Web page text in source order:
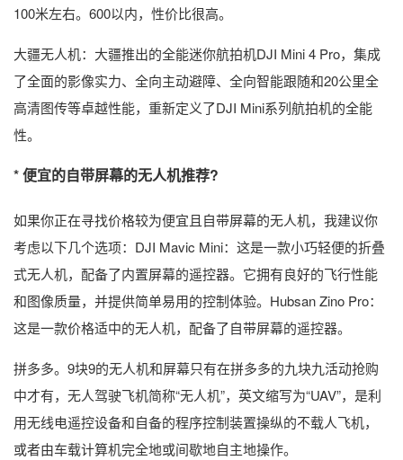
100米左右。600以内，性价比很高。
大疆无人机：大疆推出的全能迷你航拍机DJI Mini 4 Pro，集成
了全面的影像实力、全向主动避障、全向智能跟随和20公里全
高清图传等卓越性能，重新定义了DJI Mini系列航拍机的全能
性。
* 便宜的自带屏幕的无人机推荐?
如果你正在寻找价格较为便宜且自带屏幕的无人机，我建议你
考虑以下几个选项：DJI Mavic Mini：这是一款小巧轻便的折叠
式无人机，配备了内置屏幕的遥控器。它拥有良好的飞行性能
和图像质量，并提供简单易用的控制体验。Hubsan Zino Pro：
这是一款价格适中的无人机，配备了自带屏幕的遥控器。
拼多多。9块9的无人机和屏幕只有在拼多多的九块九活动抢购
中才有，无人驾驶飞机简称“无人机”，英文缩写为“UAV”，是利
用无线电遥控设备和自备的程序控制装置操纵的不载人飞机，
或者由车载计算机完全地或间歇地自主地操作。